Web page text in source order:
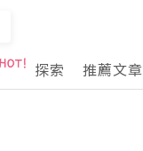
探索 推薦文章